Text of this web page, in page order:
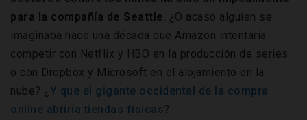
para la compañía de Seattle. ¿O acaso alguien se
imaginaba hace una década que Amazon intentaría
competir con Netflix y HBO en la producción de series
o con Dropbox y Microsoft en el alojamiento en la
nube? ¿ Y que el gigante occidental de la compra
online abriría tiendas físicas?